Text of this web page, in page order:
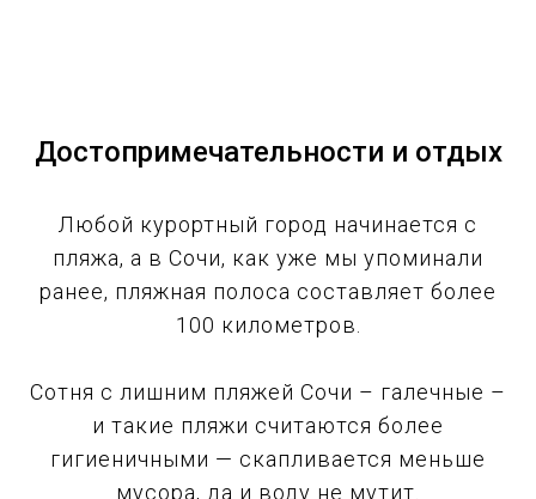
Достопримечательности и отдых
Любой курортный город начинается с
пляжа, а в Сочи, как уже мы упоминали
ранее, пляжная полоса составляет более
100 километров.
Сотня с лишним пляжей Сочи – галечные –
и такие пляжи считаются более
гигиеничными — скапливается меньше
мусора, да и воду не мутит.